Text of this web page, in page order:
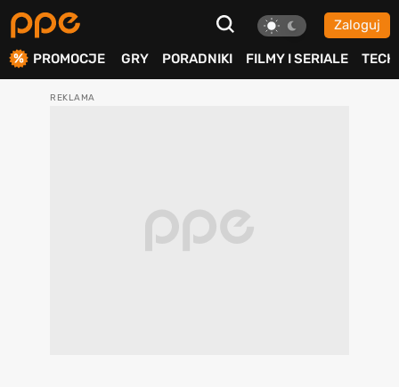
Zaloguj
PROMOCJE GRY PORADNIKI FILMY I SERIALE TECH